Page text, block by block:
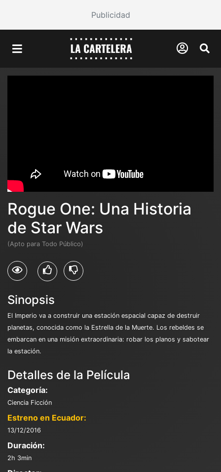
Publicidad
Rogue One: Una Historia
de Star Wars
(Apto para Todo Público)
Sinopsis
El Imperio va a construir una estación espacial capaz de destruir
planetas, conocida como la Estrella de la Muerte. Los rebeldes se
embarcan en una misión extraordinaria: robar los planos y sabotear
la estación.
Detalles de la Película
Categoría:
Ciencia Ficción
Estreno en Ecuador:
13/12/2016
Duración:
2h 3min